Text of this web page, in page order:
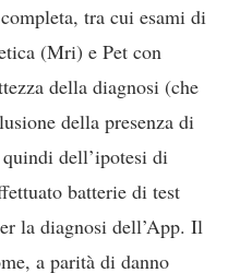
tra cui esami di
(Mri) e Pet con
della diagnosi (che
della presenza di
dell’ipotesi di
batterie di test
la diagnosi dell’App. Il
a parità di danno